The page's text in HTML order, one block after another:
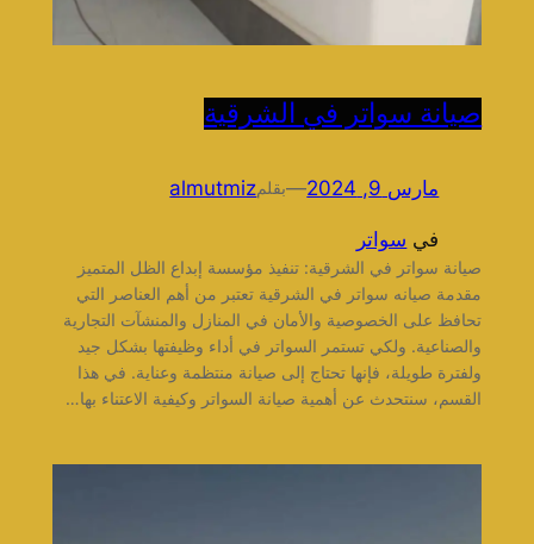
صيانة سواتر في الشرقية
مارس 9, 2024 —بقلمalmutmiz
في سواتر
صيانة سواتر في الشرقية: تنفيذ مؤسسة إبداع الظل المتميز
مقدمة صيانه سواتر في الشرقية تعتبر من أهم العناصر التي
تحافظ على الخصوصية والأمان في المنازل والمنشآت التجارية
والصناعية. ولكي تستمر السواتر في أداء وظيفتها بشكل جيد
ولفترة طويلة، فإنها تحتاج إلى صيانة منتظمة وعناية. في هذا
القسم، سنتحدث عن أهمية صيانة السواتر وكيفية الاعتناء بها…